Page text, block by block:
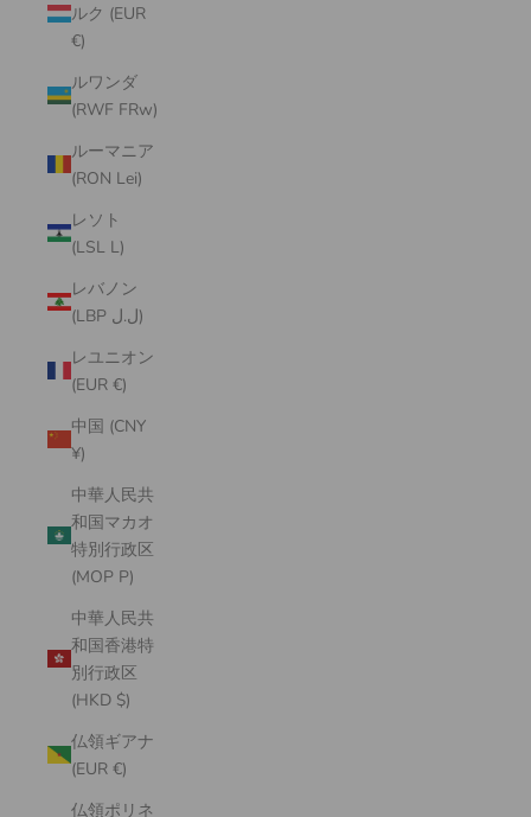
ルク (EUR
€)
ルワンダ
(RWF FRw)
ルーマニア
(RON Lei)
レソト
(LSL L)
レバノン
(LBP ل.ل)
レユニオン
(EUR €)
中国 (CNY
¥)
中華人民共
和国マカオ
特別行政区
(MOP P)
中華人民共
和国香港特
別行政区
(HKD $)
仏領ギアナ
(EUR €)
仏領ポリネ